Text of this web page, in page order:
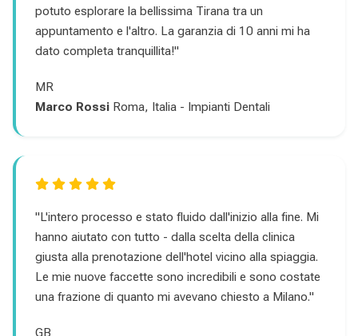
potuto esplorare la bellissima Tirana tra un
appuntamento e l'altro. La garanzia di 10 anni mi ha
dato completa tranquillita!"
MR
Marco Rossi Roma, Italia - Impianti Dentali
"L'intero processo e stato fluido dall'inizio alla fine. Mi
hanno aiutato con tutto - dalla scelta della clinica
giusta alla prenotazione dell'hotel vicino alla spiaggia.
Le mie nuove faccette sono incredibili e sono costate
una frazione di quanto mi avevano chiesto a Milano."
GB